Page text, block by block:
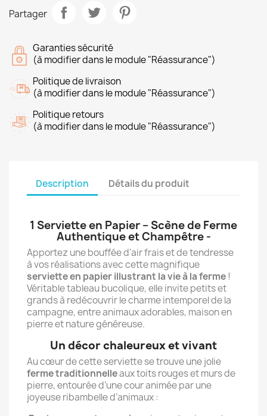
Partager
Garanties sécurité
(à modifier dans le module "Réassurance")
Politique de livraison
(à modifier dans le module "Réassurance")
Politique retours
(à modifier dans le module "Réassurance")
Description Détails du produit
1 Serviette en Papier – Scène de Ferme
Authentique et Champêtre -
Apportez une bouffée d’air frais et de tendresse
à vos réalisations avec cette magnifique
serviette en papier illustrant la vie à la ferme !
Véritable tableau bucolique, elle invite petits et
grands à redécouvrir le charme intemporel de la
campagne, entre animaux adorables, maison en
pierre et nature généreuse.
Un décor chaleureux et vivant
Au cœur de cette serviette se trouve une jolie
ferme traditionnelleaux toits rouges et murs de
pierre, entourée d’une cour animée par une
joyeuse ribambelle d’animaux :